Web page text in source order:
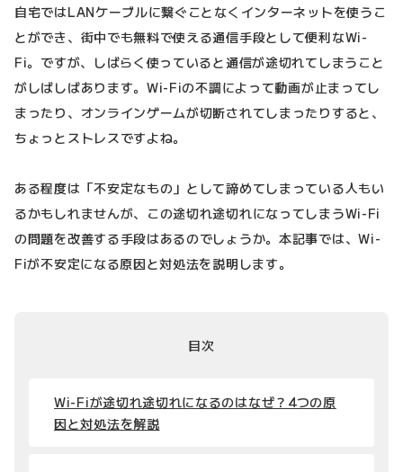
自宅ではLANケーブルに繋ぐことなくインターネットを使うこ
とができ、街中でも無料で使える通信手段として便利なWi-
Fi。ですが、しばらく使っていると通信が途切れてしまうこと
がしばしばあります。Wi-Fiの不調によって動画が止まってし
まったり、オンラインゲームが切断されてしまったりすると、
ちょっとストレスですよね。
ある程度は「不安定なもの」として諦めてしまっている人もい
るかもしれませんが、この途切れ途切れになってしまうWi-Fi
の問題を改善する手段はあるのでしょうか。本記事では、Wi-
Fiが不安定になる原因と対処法を説明します。
目次
Wi-Fiが途切れ途切れになるのはなぜ？4つの原
因と対処法を解説